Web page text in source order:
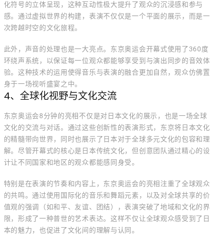
化符号的立体呈现，这种互动性极大提升了观众的沉浸感和参与
感。通过虚拟世界的构建，表演不仅仅是一个平面的展示，而是一
次跨越时空的文化旅程。
此外，声音的处理也是一大亮点。东京奥运会开幕式使用了360度
环绕声系统，以保证每一位观众都能够享受到与演出同步的音效体
验。这种技术的运用使得音乐与表演的融合更加自然，观众仿佛置
身于一场视听盛宴之中。
4、全球化视野与文化交流
东京奥运会8分钟的亮相不仅是对日本文化的展示，也是一场全球
文化的交流与对话。通过这些创新性的表演形式，东京将日本文化
的精髓带向世界，同时也展示了日本对于全球多元文化的包容和理
解。尽管开幕式的核心是日本传统文化，但创意团队通过精心的设
计让不同国家和地区的观众都能感同身受。
特别是在表演的节奏和内容上，东京奥运会的亮相注重了全球观众
的共鸣。通过使用国际化的音乐和舞蹈元素，以及对全球共享的价
值观的强调（如和平、友谊、团结），表演突破了地域和文化的界
限，形成了一种普世的艺术表达。这样不仅让全球观众感受到了日
本的魅力，也促进了文化间的理解与认同。